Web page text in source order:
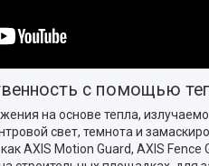
с помощью
на основе тепла,
свет, темнота и
AXIS Motion Guard, AXIS